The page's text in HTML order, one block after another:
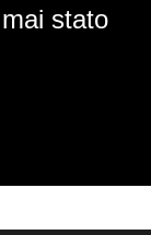
stato